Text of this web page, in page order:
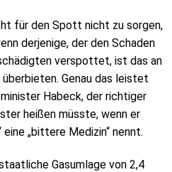
für den Spott nicht zu sorgen,
derjenige, der den Schaden
verspottet, ist das an
Genau das leistet
Habeck, der richtiger
heißen müsste, wenn er
eine „bittere Medizin“ nennt.
Gasumlage von 2,4